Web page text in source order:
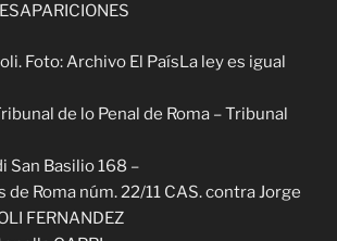
La ley es igual
de lo Penal de Roma – Tribunal
San Basilio 168 –
Roma núm. 22/11 CAS. contra Jorge
FERNANDEZ